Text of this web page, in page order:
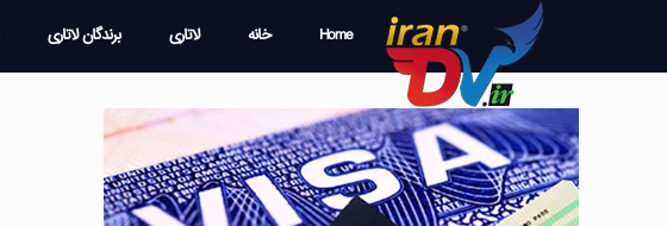
Home خانه لاتاری برندگان لاتاری